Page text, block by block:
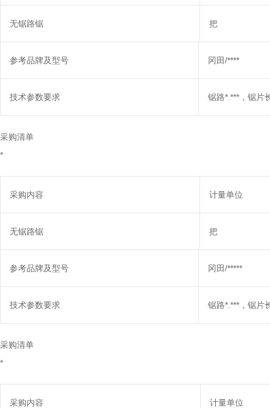
无锯路锯 把
参考品牌及型号 冈田/****
技术参数要求 锯路*.***，锯片
采购清单
*
采购内容 计量单位
无锯路锯 把
参考品牌及型号 冈田/*****
技术参数要求 锯路*.***，锯片
采购清单
*
采购内容 计量单位